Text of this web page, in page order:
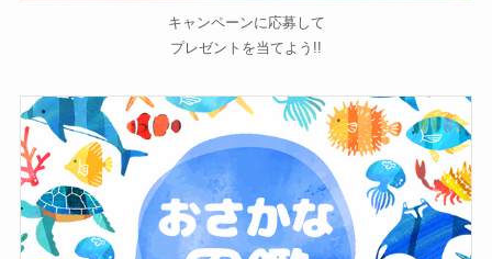
キャンペーンに応募して
プレゼントを当てよう!!